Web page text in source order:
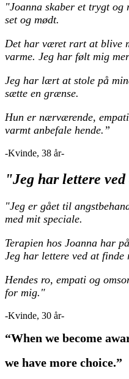
"Joanna skaber et trygt
set og mødt.
Det har været rart at blive
varme. Jeg har følt mig
Jeg har lært at stole på
sætte en grænse.
Hun er nærværende,
varmt anbefale hende.”
-Kvinde, 38 år-
"Jeg har lettere
"Jeg er gået til
med mit speciale.
Terapien hos Joanna har
Jeg har lettere ved at finde
Hendes ro, empati og
for mig."
-Kvinde, 30 år-
“When we become
we have more choice.”